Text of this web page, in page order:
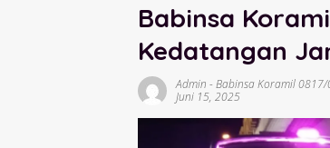
Babinsa
Kedatangan
Admin -Babinsa Koramil 0817/
Juni 15, 2025